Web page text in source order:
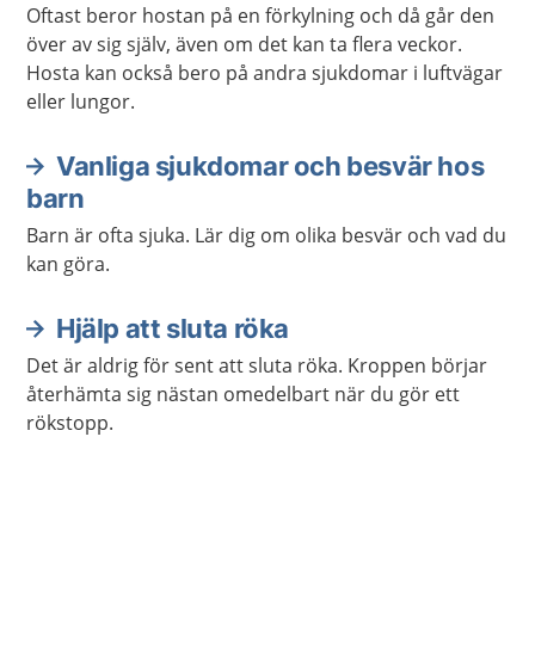
Oftast beror hostan på en förkylning och då går den
över av sig själv, även om det kan ta flera veckor.
Hosta kan också bero på andra sjukdomar i luftvägar
eller lungor.
Vanliga sjukdomar och besvär hos
barn
Barn är ofta sjuka. Lär dig om olika besvär och vad du
kan göra.
Hjälp att sluta röka
Det är aldrig för sent att sluta röka. Kroppen börjar
återhämta sig nästan omedelbart när du gör ett
rökstopp.